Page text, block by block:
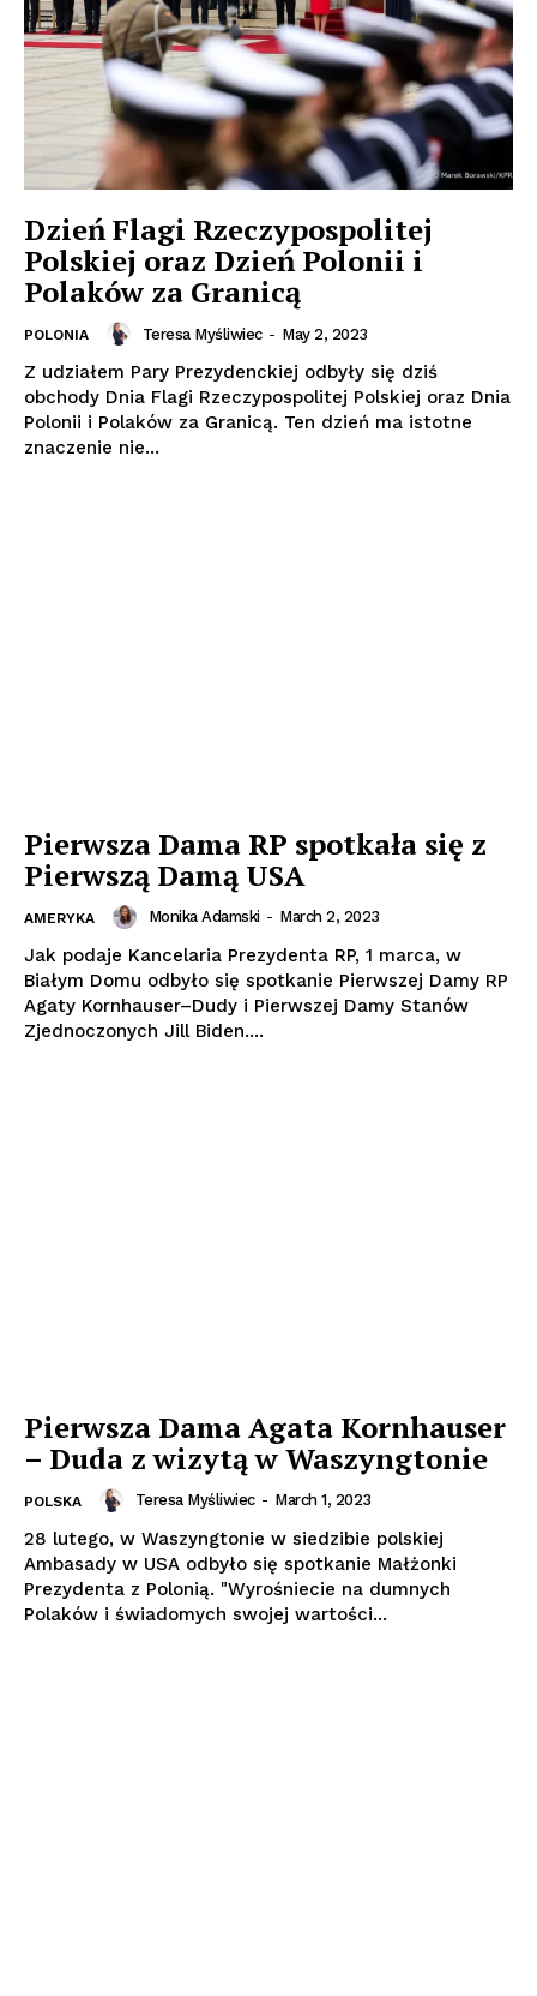
Dzień Flagi Rzeczypospolitej
Polskiej oraz Dzień Polonii i
Polaków za Granicą
POLONIA Teresa Myśliwiec - May 2, 2023
Z udziałem Pary Prezydenckiej odbyły się dziś
obchody Dnia Flagi Rzeczypospolitej Polskiej oraz Dnia
Polonii i Polaków za Granicą. Ten dzień ma istotne
znaczenie nie...
Pierwsza Dama RP spotkała się z
Pierwszą Damą USA
AMERYKA Monika Adamski - March 2, 2023
Jak podaje Kancelaria Prezydenta RP, 1 marca, w
Białym Domu odbyło się spotkanie Pierwszej Damy RP
Agaty Kornhauser–Dudy i Pierwszej Damy Stanów
Zjednoczonych Jill Biden....
Pierwsza Dama Agata Kornhauser
– Duda z wizytą w Waszyngtonie
POLSKA Teresa Myśliwiec - March 1, 2023
28 lutego, w Waszyngtonie w siedzibie polskiej
Ambasady w USA odbyło się spotkanie Małżonki
Prezydenta z Polonią. "Wyrośniecie na dumnych
Polaków i świadomych swojej wartości...